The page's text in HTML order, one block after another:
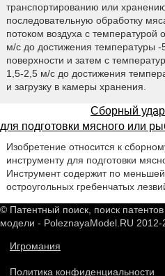
транспортированию или
последовательную обработку
потоком воздуха с температурой
м/с до достижения температуры -
поверхности и затем с
1,5-2,5 м/с до достижения
и загрузку в камеры хранения.
Сборный
для подготовки мясного или
Изобретение относится к
инструменту для подготовки
Инструмент содержит по
остроугольных гребенчатых
© Патентный поиск, поиск
модели - PoleznayaModel.RU 2012-
Игромания
Политика конфиденциальности